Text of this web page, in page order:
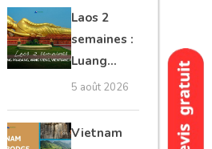
Angkor,
Tonlé Sap
Laos 2
semaines :
Luang
Prabang,
Vieng,
5 août 2026
Vietnam